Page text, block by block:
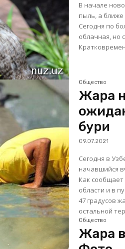
В начале
пыль, а
Сегодня по
облачная, но
Общество
Жара
бури
09.07.2021
Сегодня в
начавшийся
Как сообщает
области и в
47 градусов
остальной
Общество
Жара